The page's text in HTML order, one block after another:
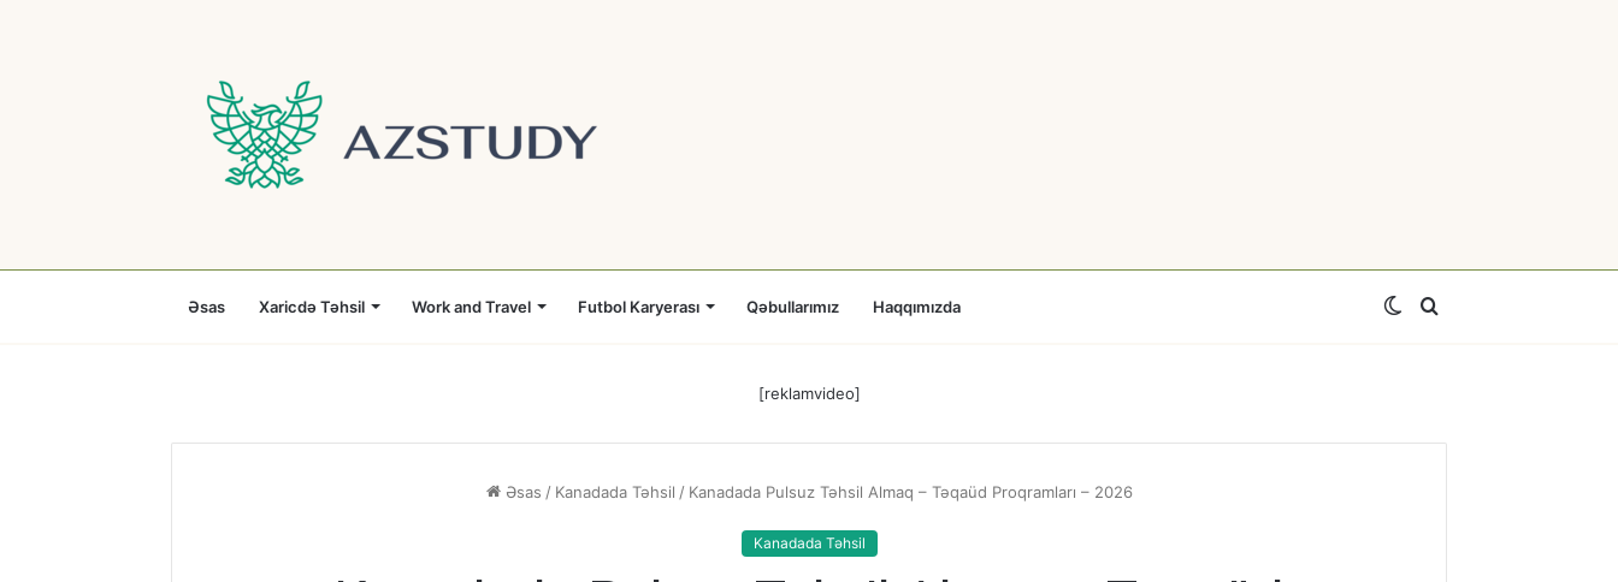
Əsas Xaricdə Təhsil Work and Travel Futbol Karyerası Qəbullarımız Haqqımızda Axtar
Switch
[reklamvideo]
Əsas / Kanadada Təhsil / Kanadada Pulsuz Təhsil Almaq – Təqaüd Proqramları – 2026
Kanadada Təhsil